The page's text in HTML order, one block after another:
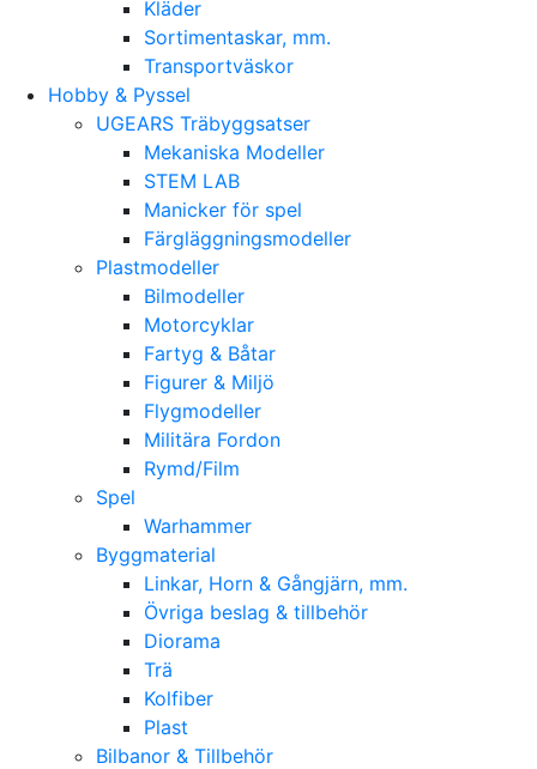
Kläder
Sortimentaskar, mm.
Transportväskor
Hobby & Pyssel
UGEARS Träbyggsatser
Mekaniska Modeller
STEM LAB
Manicker för spel
Färgläggningsmodeller
Plastmodeller
Bilmodeller
Motorcyklar
Fartyg & Båtar
Figurer & Miljö
Flygmodeller
Militära Fordon
Rymd/Film
Spel
Warhammer
Byggmaterial
Linkar, Horn & Gångjärn, mm.
Övriga beslag & tillbehör
Diorama
Trä
Kolfiber
Plast
Bilbanor & Tillbehör